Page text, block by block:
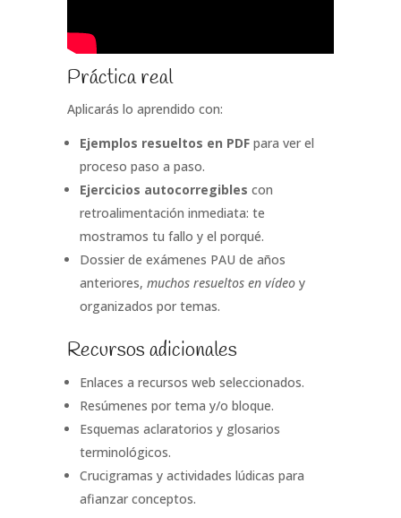
Práctica real
Aplicarás lo aprendido con:
Ejemplos resueltos en PDFpara ver el
proceso paso a paso.
Ejercicios autocorregibles con
retroalimentación inmediata: te
mostramos tu fallo y el porqué.
Dossier de exámenes PAU de años
anteriores, muchos resueltos en vídeoy
organizados por temas.
Recursos adicionales
Enlaces a recursos web seleccionados.
Resúmenes por tema y/o bloque.
Esquemas aclaratorios y glosarios
terminológicos.
Crucigramas y actividades lúdicas para
afianzar conceptos.